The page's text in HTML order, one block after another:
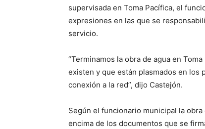
supervisada en Toma Pacífica, el
expresiones en las que se
servicio.
“Terminamos la obra de agua en
existen y que están plasmados en los
conexión a la red”, dijo Castejón.
Según el funcionario municipal la
encima de los documentos que se